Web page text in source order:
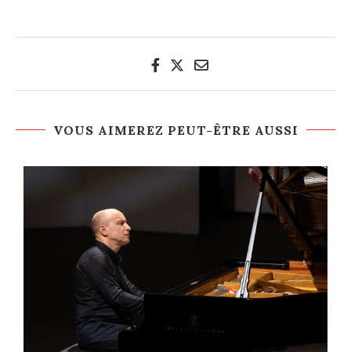
VOUS AIMEREZ PEUT-ÊTRE AUSSI